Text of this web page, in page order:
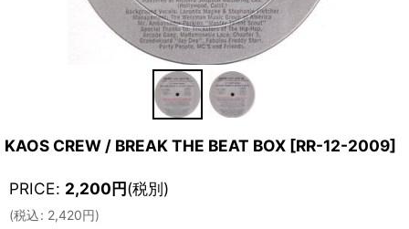
KAOS CREW / BREAK THE BEAT BOX [RR-12-2009]
PRICE: 2,200円(税別)
(税込: 2,420円)